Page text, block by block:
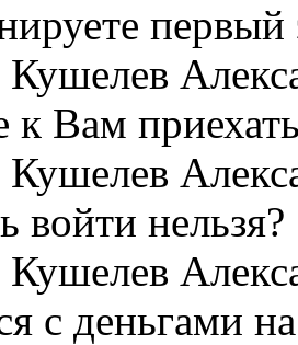
первый
Вам
войти нельзя?
с деньгами